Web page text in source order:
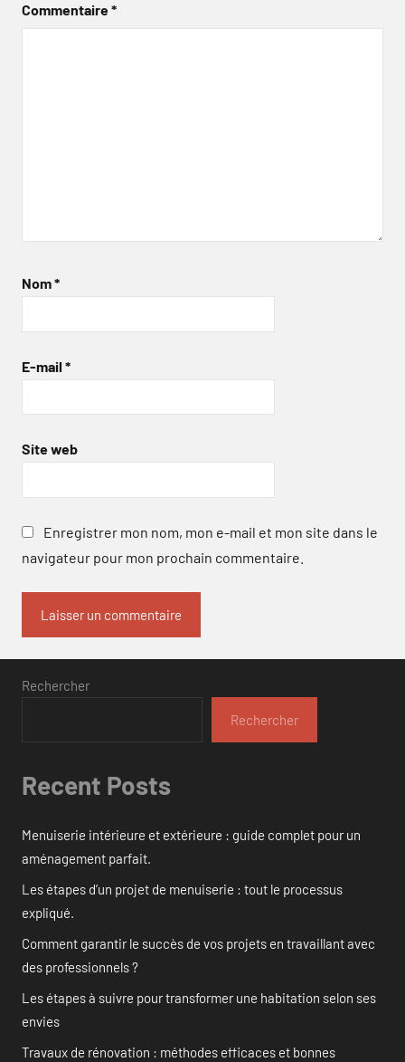
Commentaire*
Nom*
E-mail *
Site web
Enregistrer mon nom, mon e-mail et mon site dans le
navigateur pour mon prochain commentaire.
Rechercher
Rechercher
Recent Posts
Menuiserie intérieure et extérieure : guide complet pour un
aménagement parfait.
Les étapes d’un projet de menuiserie : tout le processus
expliqué.
Comment garantir le succès de vos projets en travaillant avec
des professionnels ?
Les étapes à suivre pour transformer une habitation selon ses
envies
Travaux de rénovation : méthodes efficaces et bonnes